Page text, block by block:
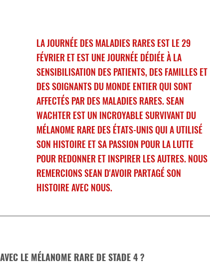
LA JOURNÉE DES MALADIES RARES EST LE 29
FÉVRIER ET EST UNE JOURNÉE DÉDIÉE À LA
SENSIBILISATION DES PATIENTS, DES FAMILLES ET
DES SOIGNANTS DU MONDE ENTIER QUI SONT
AFFECTÉS PAR DES MALADIES RARES. SEAN
WACHTER EST UN INCROYABLE SURVIVANT DU
MÉLANOME RARE DES ÉTATS-UNIS QUI A UTILISÉ
SON HISTOIRE ET SA PASSION POUR LA LUTTE
POUR REDONNER ET INSPIRER LES AUTRES. NOUS
REMERCIONS SEAN D'AVOIR PARTAGÉ SON
HISTOIRE AVEC NOUS.
LE MÉLANOME RARE DE STADE 4 ?